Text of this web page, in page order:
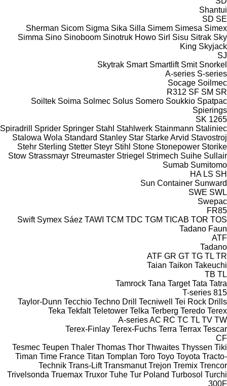
Shantui
SD SE
Sherman Sicom Sigma Sika Silla Simem Simesa Simex
Simma Sino Sinoboom Sinotruk Howo Sirl Sisu Sitrak Sky
King Skyjack
SJ
Skytrak Smart Smartlift Smit Snorkel
A-series S-series
Socage Soilmec
R312 SF SM SR
Soiltek Soima Solmec Solus Somero Soukkio Spatpac
Spierings
1265
SK
Spiradrill
Sprider Springer Stahl Stahlwerk Stainmann Staliniec
Stalowa Wola Standard Stanley Star Starke Arvid Stavostroj
Stehr Sterling Stetter Steyr Stihl Stone Stonepower Storike
Stow Strassmayr Streumaster Striegel Strimech Suihe Sullair
Sumab Sumitomo
HA LS SH
Sun Container Sunward
SWE SWL
Swepac
FR85
Swift Symex Sáez TAWI TCM TDC TGM TICAB TOR TOS
Tadano Faun
ATF
Tadano
ATF GR GT TG TL TR
Taian Taikon Takeuchi
TB TL
Tamrock Tana Target Tata Tatra
815
T-series
Taylor-Dunn Tecchio Techno Drill Tecniwell
Tei Rock Drills
Teka Tekfalt Teletower Telka Terberg Teredo Terex
A-seriesAC RC TC TL TV TW
Terex-Finlay Terex-Fuchs Terra Terrax Tescar
CF
Tesmec Teupen Thaler Thomas Thor Thwaites Thyssen Tiki
Timan Time France Titan Tomplan Toro Toyo Toyota Tracto-
Technik Trans-Lift Transmanut Trejon Tremix Trencor
Trivelsonda Truemax Truxor Tuhe Tur Poland Turbosol Turchi
300F